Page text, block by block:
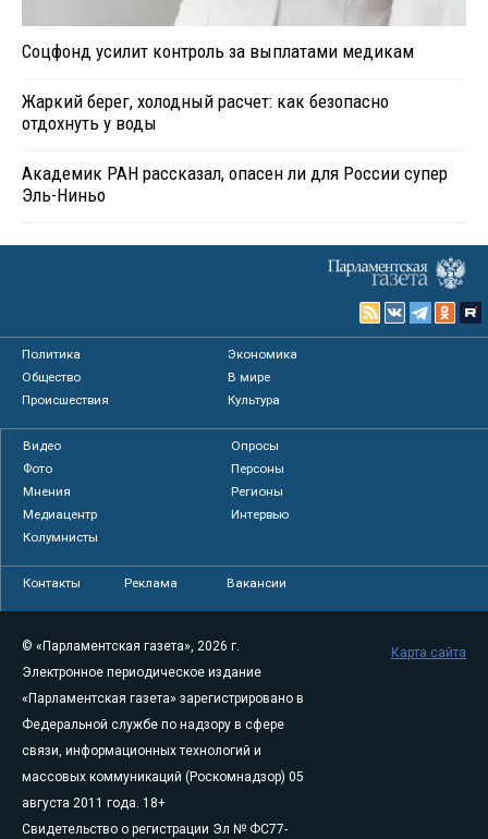
Соцфонд усилит контроль за выплатами медикам
Жаркий берег, холодный расчет: как безопасно
отдохнуть у воды
Академик РАН рассказал, опасен ли для России супер
Эль-Ниньо
Политика
Экономика
Общество
В мире
Происшествия
Культура
Видео
Опросы
Фото
Персоны
Мнения
Регионы
Медиацентр
Интервью
Колумнисты
Контакты Реклама Вакансии
© «Парламентская газета», 2026 г.
Электронное периодическое издание
«Парламентская газета» зарегистрировано в
Федеральной службе по надзору в сфере
связи, информационных технологий и
массовых коммуникаций (Роскомнадзор) 05
августа 2011 года. 18+
Свидетельство о регистрации Эл № ФС77-
Карта сайта